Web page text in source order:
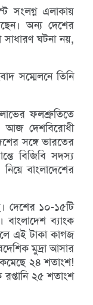
সংলগ্ন এলাকায়
অন্য দেশের
সাধারণ ঘটনা নয়,
সম্মেলনে তিনি
ফলশ্রুতিতে
আজ দেশবিরোধী
সঙ্গে ভারতের
বিজিবি সদস্য
বাংলাদেশের
দেশের ১০-১৫টি
ব্যাংক
এই টাকা কাগজ
মুদ্রা আসার
২৪ শতাংশ!
২৫ শতাংশ